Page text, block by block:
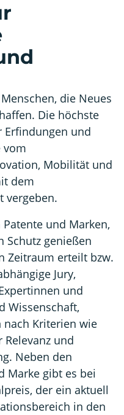
die Neues
Die höchste
Erfindungen und
vom
Mobilität und
dem
vergeben.
und Marken,
Schutz genießen
Zeitraum erteilt bzw.
Jury,
und
Wissenschaft,
nach Kriterien wie
und
Neben den
Marke gibt es bei
der ein aktuell
in den